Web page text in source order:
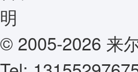
© 2005-2026 来